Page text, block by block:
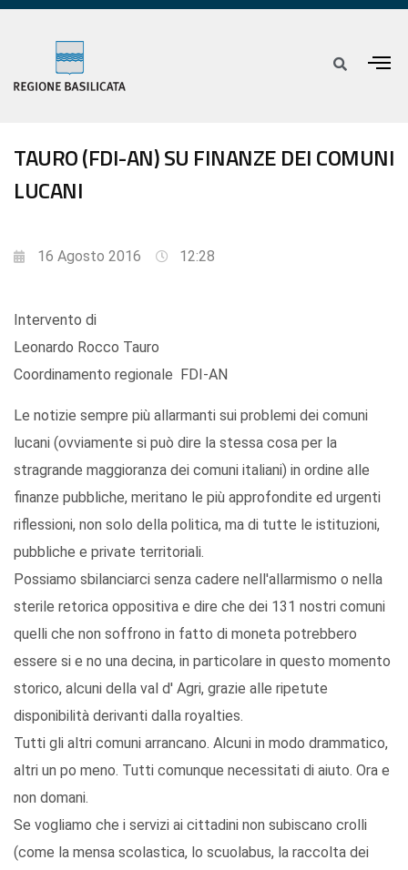
TAURO (FDI-AN) SU FINANZE DEI COMUNI
LUCANI
16 Agosto 2016 12:28
Intervento di
Leonardo Rocco Tauro
Coordinamento regionale FDI-AN
Le notizie sempre più allarmanti sui problemi dei comuni
lucani (ovviamente si può dire la stessa cosa per la
stragrande maggioranza dei comuni italiani) in ordine alle
finanze pubbliche, meritano le più approfondite ed urgenti
riflessioni, non solo della politica, ma di tutte le istituzioni,
pubbliche e private territoriali.
Possiamo sbilanciarci senza cadere nell'allarmismo o nella
sterile retorica oppositiva e dire che dei 131 nostri comuni
quelli che non soffrono in fatto di moneta potrebbero
essere si e no una decina, in particolare in questo momento
storico, alcuni della val d' Agri, grazie alle ripetute
disponibilità derivanti dalla royalties.
Tutti gli altri comuni arrancano. Alcuni in modo drammatico,
altri un po meno. Tutti comunque necessitati di aiuto. Ora e
non domani.
Se vogliamo che i servizi ai cittadini non subiscano crolli
(come la mensa scolastica, lo scuolabus, la raccolta dei